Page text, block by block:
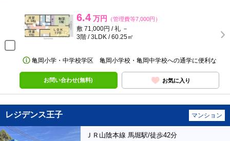
6.4 万円 （管理費等7,000円）
敷 71,000円 / 礼 －
3階 / 3LDK / 60.25㎡
亀岡小学・中学校学区 亀岡小学校・亀岡中学校への通学に便利な
お問い合わせ(無料) お気に入り
レジデンス王子 マンション
ＪＲ山陰本線 馬堀駅/徒歩42分